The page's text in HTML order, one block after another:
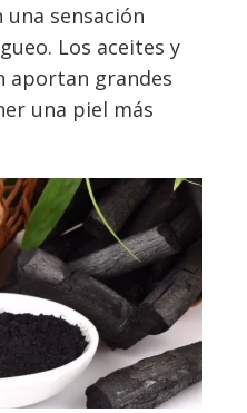
sensación
Los aceites y
aportan grandes
una piel más